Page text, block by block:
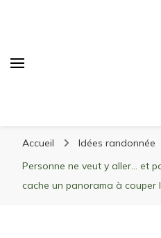
matériel,
Accueil
Idées randonnée
Personne ne veut y aller… et
cache un panorama à couper